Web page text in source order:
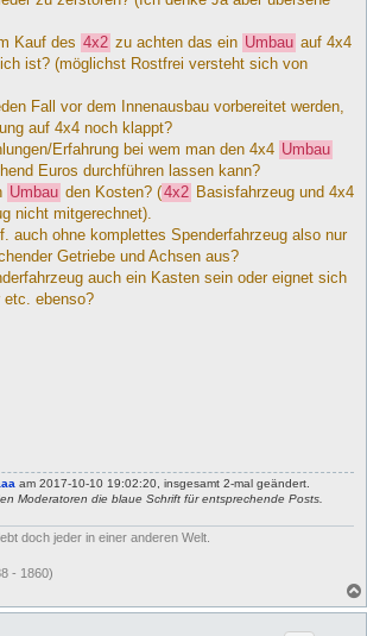
Kauf des 4x2 zu achten das ein Umbau auf 4x4
ist? (möglichst Rostfrei versteht sich von
Fall vor dem Innenausbau vorbereitet werden,
auf 4x4 noch klappt?
Erfahrung bei wem man den 4x4 Umbau
Euros durchführen lassen kann?
Umbau den Kosten? (4x2 Basisfahrzeug und 4x4
nicht mitgerechnet).
auch ohne komplettes Spenderfahrzeug also nur
Getriebe und Achsen aus?
auch ein Kasten sein oder eignet sich
etc. ebenso?
am 2017-10-10 19:02:20, insgesamt 2-mal geändert.
Moderatoren die blaue Schrift für entsprechende Posts.
doch jeder in einer anderen Welt.
- 1860)